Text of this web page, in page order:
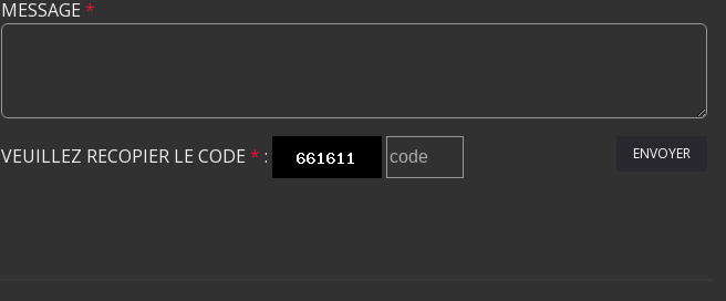
MESSAGE *
VEUILLEZ RECOPIER LE CODE * : ENVOYER